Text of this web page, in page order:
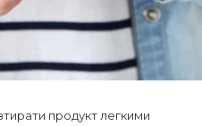
продукт легкими